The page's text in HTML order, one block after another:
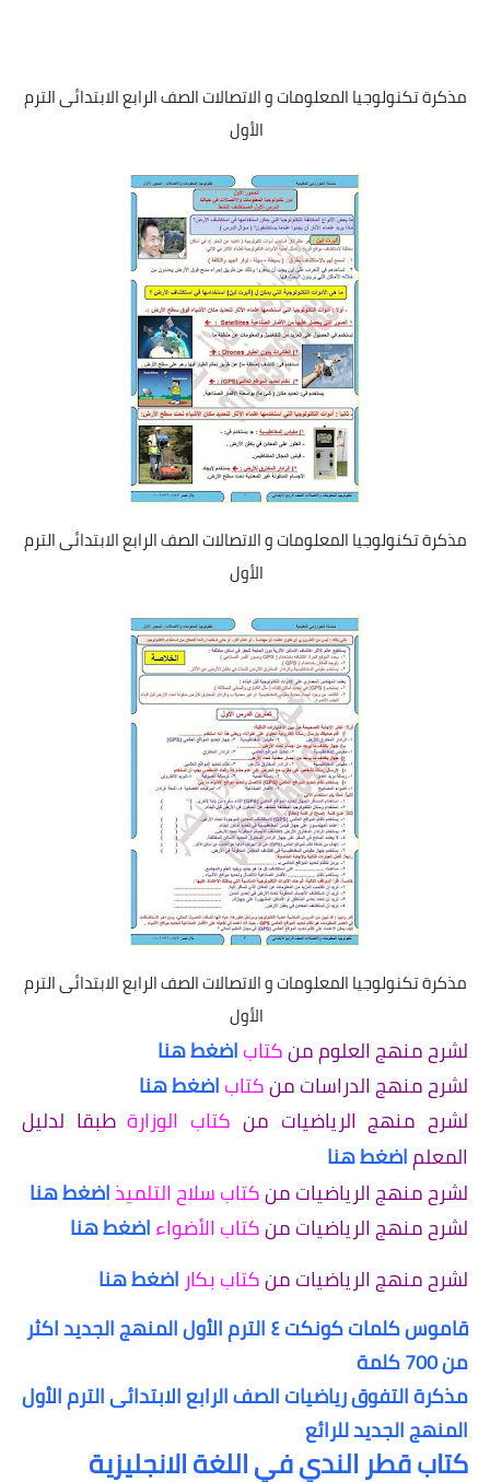
مذكرة تكنولوجيا المعلومات و الاتصالات الصف الرابع الابتدائى الترم
الأول
مذكرة تكنولوجيا المعلومات و الاتصالات الصف الرابع الابتدائى الترم
الأول
مذكرة تكنولوجيا المعلومات و الاتصالات الصف الرابع الابتدائى الترم
الأول
لشرح منهج العلوم منكتاباضغط هنا
لشرح منهج الدراسات منكتاباضغط هنا
لشرح منهج الرياضيات من كتاب الوزارةطبقا لدليل
المعلماضغط هنا
لشرح منهج الرياضيات منكتاب سلاح التلميذاضغط هنا
لشرح منهج الرياضيات منكتاب الأضواءاضغط هنا
لشرح منهج الرياضيات منكتاب بكار اضغط هنا
قاموس كلمات كونكت ٤ الترم الأول المنهج الجديد اكثر
من 700 كلمة
مذكرة التفوق رياضيات الصف الرابع الابتدائى الترم الأول
المنهج الجديد للرائع
كتاب قطر الندي في اللغة الانجليزية